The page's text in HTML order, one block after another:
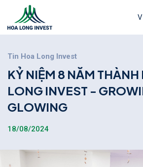
Tin Hoa Long Invest
KỶ NIỆM 8 NĂM THÀNH
LONG INVEST - GROWI
GLOWING
18/08/2024